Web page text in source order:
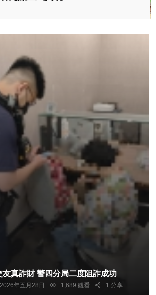
女子誤信假交友真詐財 警四分局二度阻詐成功
2026年五月28日 1,689 觀看 1 分享